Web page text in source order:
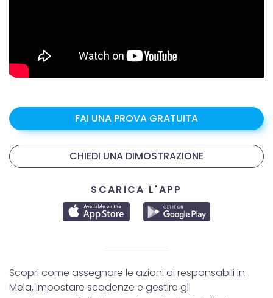
FAI UNA PROVA GRATUITA
CHIEDI UNA DIMOSTRAZIONE
SCARICA L'APP
Scopri come assegnare le azioni ai responsabili in
Mela, impostare scadenze e gestire gli